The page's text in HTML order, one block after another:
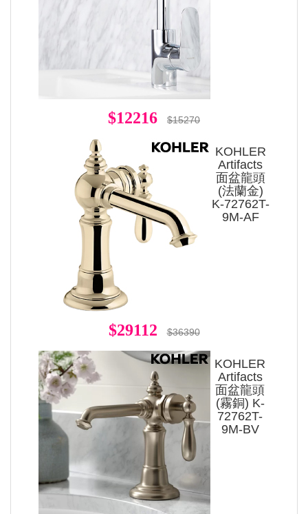
$12216 $15270
KOHLER
Artifacts
面盆龍頭
(法蘭金)
K-72762T-
9M-AF
$29112 $36390
KOHLER
Artifacts
面盆龍頭
(霧銅) K-
72762T-
9M-BV